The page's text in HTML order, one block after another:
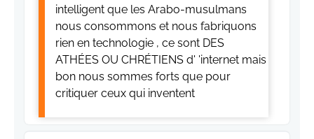
intelligent que les Arabo-musulmans
nous consommons et nous fabriquons
rien en technologie , ce sont DES
ATHÉES OU CHRÉTIENS d' 'internet mais
bon nous sommes forts que pour
critiquer ceux qui inventent